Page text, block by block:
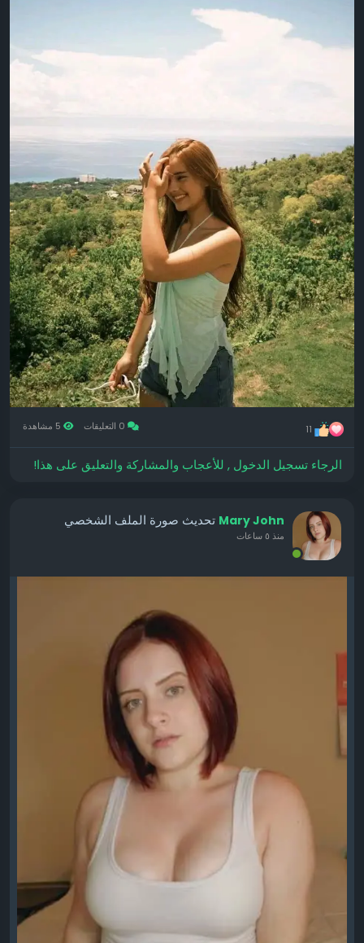
11
الرجاء تسجيل الدخول , للأعجاب والمشاركة والتعليق على هذا!
Mary John تحديث صورة الملف الشخصي
منذ ٥ ساعات